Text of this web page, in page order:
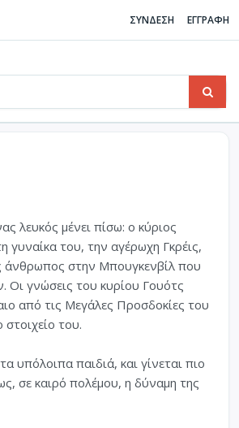
ΣΥΝΔΕΣΗ ΕΓΓΡΑΦΗ
λευκός μένει πίσω: ο κύριος
γυναίκα του, την αγέρωχη Γκρέις,
άνθρωπος στην Μπουγκενβίλ που
Οι γνώσεις του κυρίου Γουότς
από τις Μεγάλες Προσδοκίες του
του.
υπόλοιπα παιδιά, και γίνεται πιο
σε καιρό πολέμου, η δύναμη της